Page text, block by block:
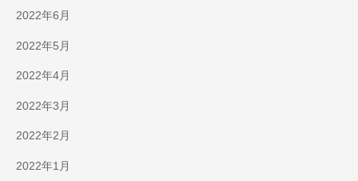
2022年6月
2022年5月
2022年4月
2022年3月
2022年2月
2022年1月